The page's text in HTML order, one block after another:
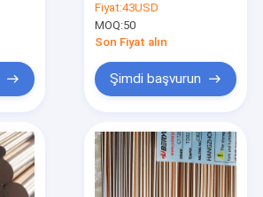
150mm Metal Döküm
için
Fiyat:43USD
MOQ:50
Son Fiyat alın
Şimdi başvurun